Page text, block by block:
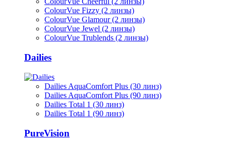
ColourVue Fizzy (2 линзы)
ColourVue Glamour (2 линзы)
ColourVue Jewel (2 линзы)
ColourVue Trublends (2 линзы)
Dailies
Dailies AquaComfort Plus (30 линз)
Dailies AquaComfort Plus (90 линз)
Dailies Total 1 (30 линз)
Dailies Total 1 (90 линз)
PureVision